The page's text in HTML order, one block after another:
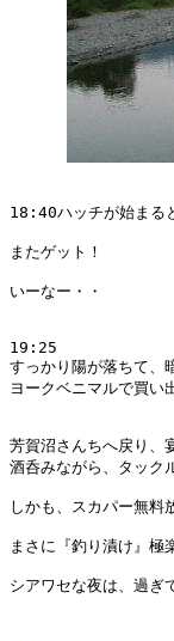
18:40ハッチが始まる
またゲット！
いーなー・・
19:25
すっかり陽が落ちて、
ヨークベニマルで買い
芳賀沼さんちへ戻り、
酒呑みながら、タック
しかも、スカパー無料
まさに『釣り漬け』極
シアワセな夜は、過ぎ